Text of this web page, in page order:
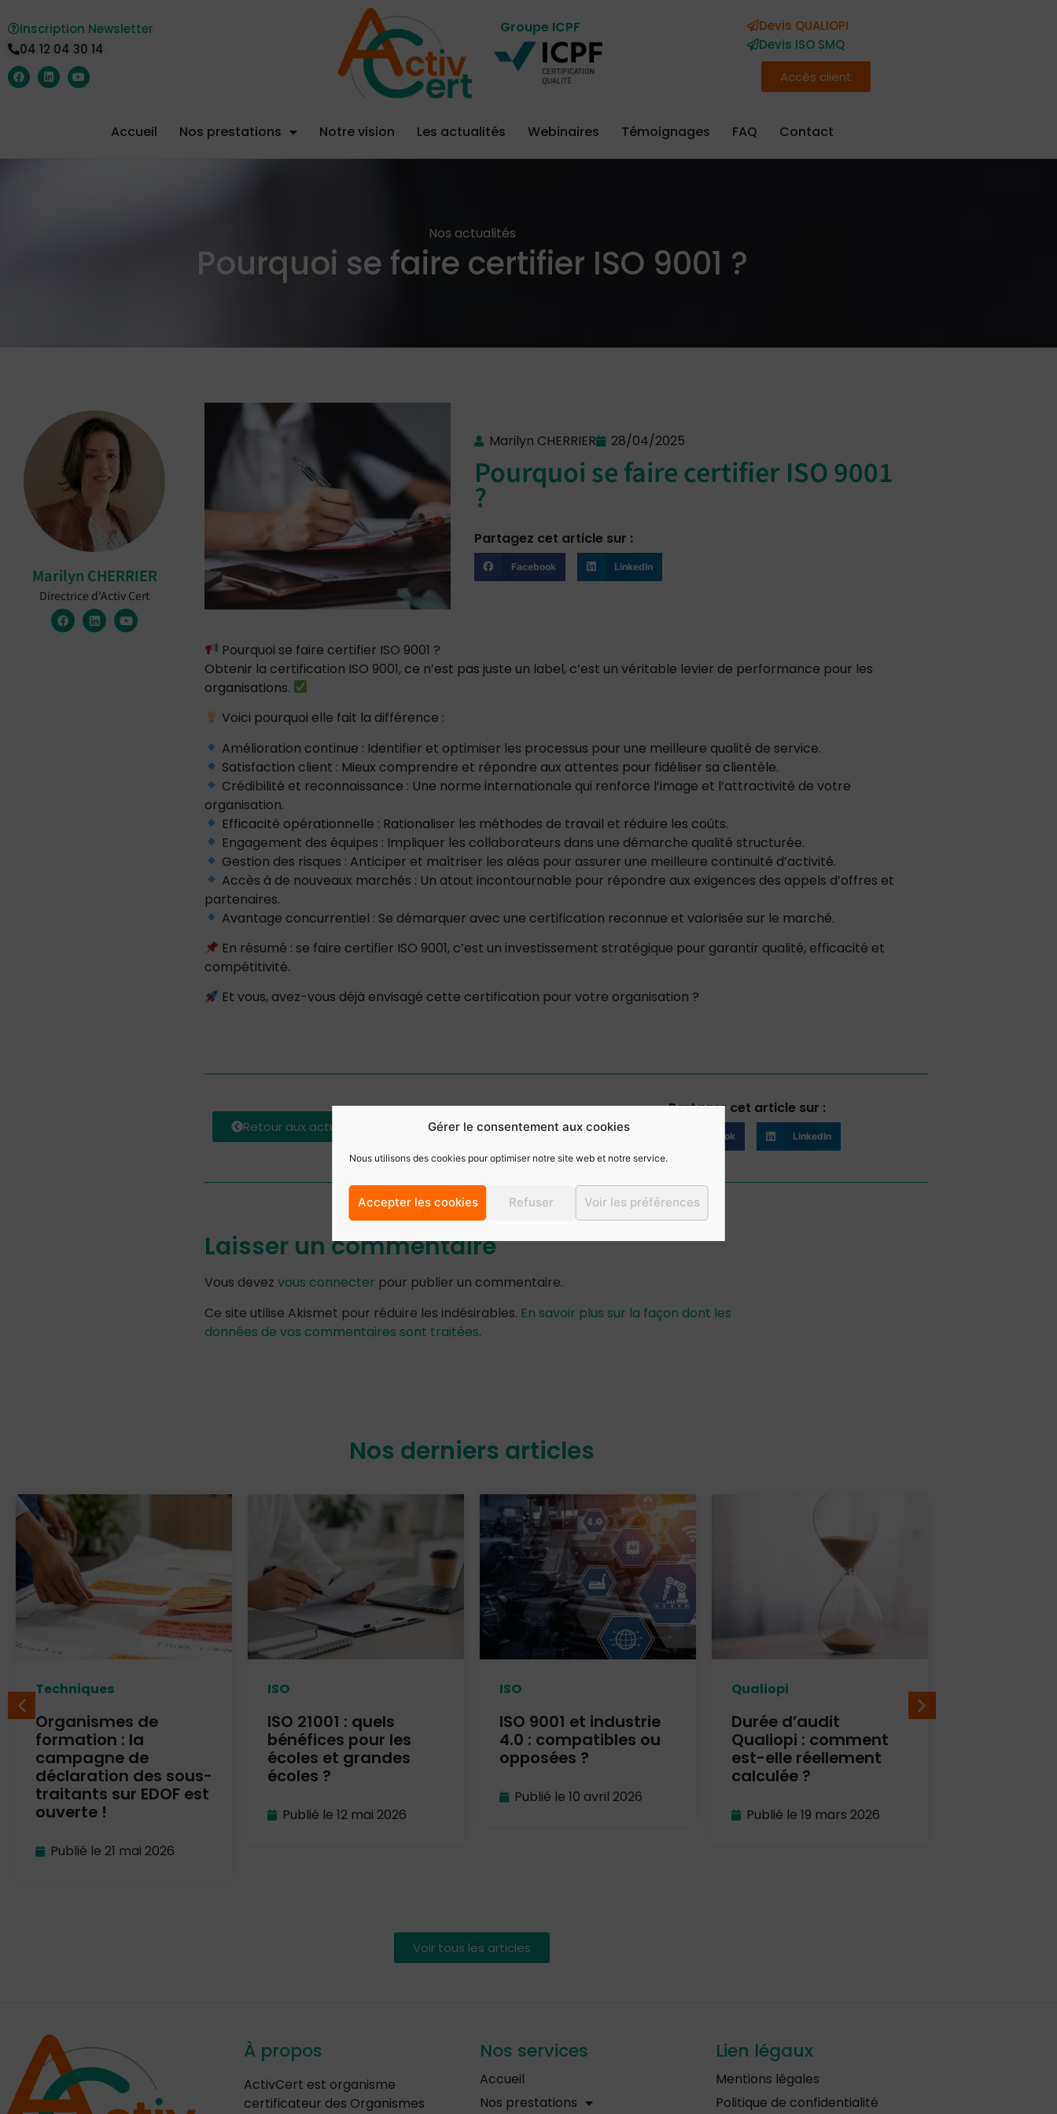
Gérer le consentement aux cookies
Nous utilisons des cookies pour optimiser notre site web et notre service.
Accepter les cookies Refuser Voir les préférences
Inscription Newsletter
04 12 04 30 14
Groupe ICPF
Devis QUALIOPI
Devis ISO SMQ
Accès client
Accueil Nos prestations Notre vision Les actualités Webinaires Témoignages FAQ Contact
Nos actualités
Pourquoi se faire certifier ISO 9001 ?
Marilyn CHERRIER
Directrice d'Activ Cert
Marilyn CHERRIER 28/04/2025
Pourquoi se faire certifier ISO 9001
?
Partagez cet article sur :
Facebook LinkedIn
Pourquoi se faire certifier ISO 9001 ?
Obtenir la certification ISO 9001, ce n’est pas juste un label, c’est un véritable levier de performance pour les
organisations.
Voici pourquoi elle fait la différence :
Amélioration continue : Identifier et optimiser les processus pour une meilleure qualité de service.
Satisfaction client : Mieux comprendre et répondre aux attentes pour fidéliser sa clientèle.
Crédibilité et reconnaissance : Une norme internationale qui renforce l’image et l’attractivité de votre
organisation.
Efficacité opérationnelle : Rationaliser les méthodes de travail et réduire les coûts.
Engagement des équipes : Impliquer les collaborateurs dans une démarche qualité structurée.
Gestion des risques : Anticiper et maîtriser les aléas pour assurer une meilleure continuité d’activité.
Accès à de nouveaux marchés : Un atout incontournable pour répondre aux exigences des appels d’offres et
partenaires.
Avantage concurrentiel : Se démarquer avec une certification reconnue et valorisée sur le marché.
En résumé : se faire certifier ISO 9001, c’est un investissement stratégique pour garantir qualité, efficacité et
compétitivité.
Et vous, avez-vous déjà envisagé cette certification pour votre organisation ?
Retour aux actualités
Partager cet article sur :
Facebook LinkedIn
Laisser un commentaire
Vous devez vous connecter pour publier un commentaire.
Ce site utilise Akismet pour réduire les indésirables. En savoir plus sur la façon dont les
données de vos commentaires sont traitées.
Nos derniers articles
Techniques
Organismes de
formation : la
campagne de
déclaration des sous-
traitants sur EDOF est
ouverte !
Publié le 21 mai 2026
ISO
ISO 21001 : quels
bénéfices pour les
écoles et grandes
écoles ?
Publié le 12 mai 2026
ISO
ISO 9001 et industrie
4.0 : compatibles ou
opposées ?
Publié le 10 avril 2026
Qualiopi
Durée d’audit
Qualiopi : comment
est-elle réellement
calculée ?
Publié le 19 mars 2026
Voir tous les articles
À propos
ActivCert est organisme
certificateur des Organismes
Nos services
Accueil
Nos prestations
Lien légaux
Mentions légales
Politique de confidentialité